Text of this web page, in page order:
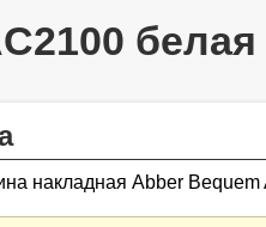
белая
накладная Abber Bequem